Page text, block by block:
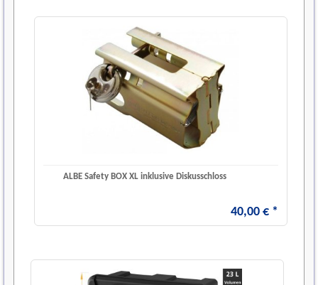
ALBE Safety BOX XL inklusive Diskusschloss
40,00 € *